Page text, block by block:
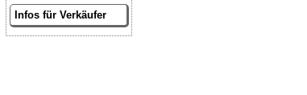
Infos für Verkäufer